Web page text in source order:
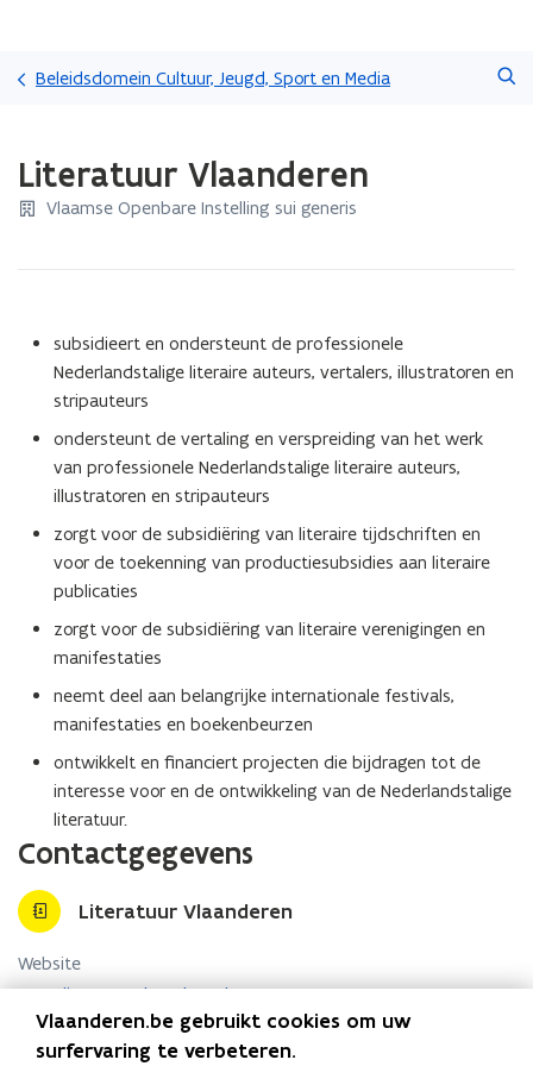
en
naar
gaan
Beleidsdomein Cultuur, Jeugd, Sport en Media
met
laden.
Vlaanderen
Literatuur Vlaanderen
Vlaamse Openbare Instelling sui generis
subsidieert en ondersteunt de professionele
Nederlandstalige literaire auteurs, vertalers, illustratoren en
stripauteurs
ondersteunt de vertaling en verspreiding van het werk
van professionele Nederlandstalige literaire auteurs,
illustratoren en stripauteurs
zorgt voor de subsidiëring van literaire tijdschriften en
voor de toekenning van productiesubsidies aan literaire
publicaties
zorgt voor de subsidiëring van literaire verenigingen en
manifestaties
neemt deel aan belangrijke internationale festivals,
manifestaties en boekenbeurzen
ontwikkelt en financiert projecten die bijdragen tot de
interesse voor en de ontwikkeling van de Nederlandstalige
literatuur.
Contactgegevens
Literatuur Vlaanderen
Website
www.literatuurvlaanderen.be
o
Vlaanderen.be gebruikt cookies om uw
surfervaring te verbeteren.